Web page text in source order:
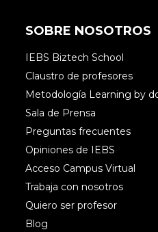
SOBRE NOSOTROS
IEBS Biztech School
Claustro de profesores
Metodología Learning by
Sala de Prensa
Preguntas frecuentes
Opiniones de IEBS
Acceso Campus Virtual
Trabaja con nosotros
Quiero ser profesor
Blog